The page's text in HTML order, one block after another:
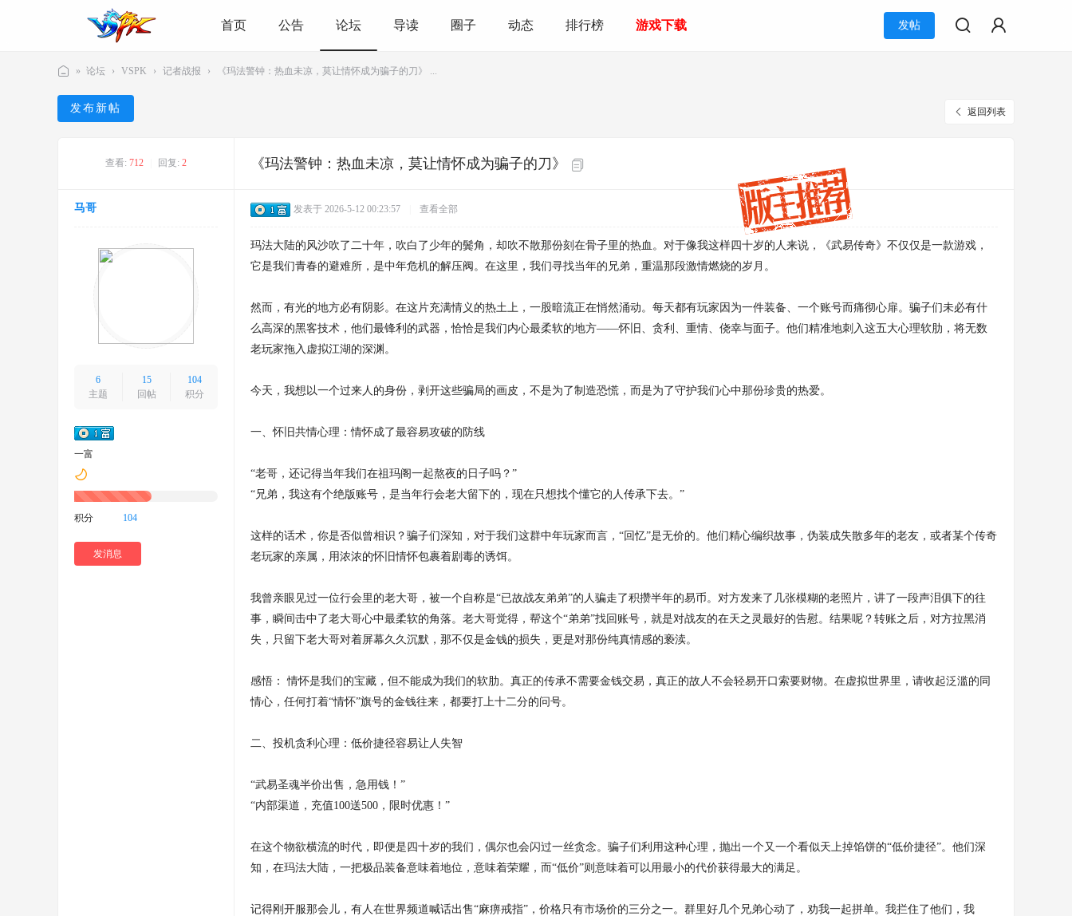
首页 公告 论坛 导读 圈子 动态 排行榜 游戏下载 发帖
V
» 论坛 › VSPK › 记者战报 › 《玛法警钟：热血未凉，莫让情怀成为骗子的刀》 ...
返回列表
发布新帖
查看: 712 回复: 2 《玛法警钟：热血未凉，莫让情怀成为骗子的刀》
马哥
6
主题
15
回帖
104
积分
一富
积分 104
发消息
发表于 2026-5-12 00:23:57 查看全部
玛法大陆的风沙吹了二十年，吹白了少年的鬓角，却吹不散那份刻在骨子里的热血。对于像我这样四十岁的人来说，《武易传奇》不仅仅是一款游戏，
它是我们青春的避难所，是中年危机的解压阀。在这里，我们寻找当年的兄弟，重温那段激情燃烧的岁月。
然而，有光的地方必有阴影。在这片充满情义的热土上，一股暗流正在悄然涌动。每天都有玩家因为一件装备、一个账号而痛彻心扉。骗子们未必有什
么高深的黑客技术，他们最锋利的武器，恰恰是我们内心最柔软的地方——怀旧、贪利、重情、侥幸与面子。他们精准地刺入这五大心理软肋，将无数
老玩家拖入虚拟江湖的深渊。
今天，我想以一个过来人的身份，剥开这些骗局的画皮，不是为了制造恐慌，而是为了守护我们心中那份珍贵的热爱。
一、怀旧共情心理：情怀成了最容易攻破的防线
“老哥，还记得当年我们在祖玛阁一起熬夜的日子吗？”
“兄弟，我这有个绝版账号，是当年行会老大留下的，现在只想找个懂它的人传承下去。”
这样的话术，你是否似曾相识？骗子们深知，对于我们这群中年玩家而言，“回忆”是无价的。他们精心编织故事，伪装成失散多年的老友，或者某个传奇
老玩家的亲属，用浓浓的怀旧情怀包裹着剧毒的诱饵。
我曾亲眼见过一位行会里的老大哥，被一个自称是“已故战友弟弟”的人骗走了积攒半年的易币。对方发来了几张模糊的老照片，讲了一段声泪俱下的往
事，瞬间击中了老大哥心中最柔软的角落。老大哥觉得，帮这个“弟弟”找回账号，就是对战友的在天之灵最好的告慰。结果呢？转账之后，对方拉黑消
失，只留下老大哥对着屏幕久久沉默，那不仅是金钱的损失，更是对那份纯真情感的亵渎。
感悟： 情怀是我们的宝藏，但不能成为我们的软肋。真正的传承不需要金钱交易，真正的故人不会轻易开口索要财物。在虚拟世界里，请收起泛滥的同
情心，任何打着“情怀”旗号的金钱往来，都要打上十二分的问号。
二、投机贪利心理：低价捷径容易让人失智
“武易圣魂半价出售，急用钱！”
“内部渠道，充值100送500，限时优惠！”
在这个物欲横流的时代，即便是四十岁的我们，偶尔也会闪过一丝贪念。骗子们利用这种心理，抛出一个又一个看似天上掉馅饼的“低价捷径”。他们深
知，在玛法大陆，一把极品装备意味着地位，意味着荣耀，而“低价”则意味着可以用最小的代价获得最大的满足。
记得刚开服那会儿，有人在世界频道喊话出售“麻痹戒指”，价格只有市场价的三分之一。群里好几个兄弟心动了，劝我一起拼单。我拦住了他们，我